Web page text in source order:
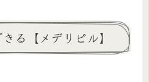
る【メデリピル】